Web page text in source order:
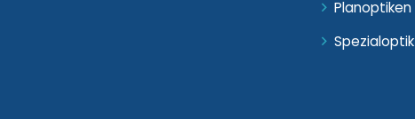
Planoptiken
Spezialoptik